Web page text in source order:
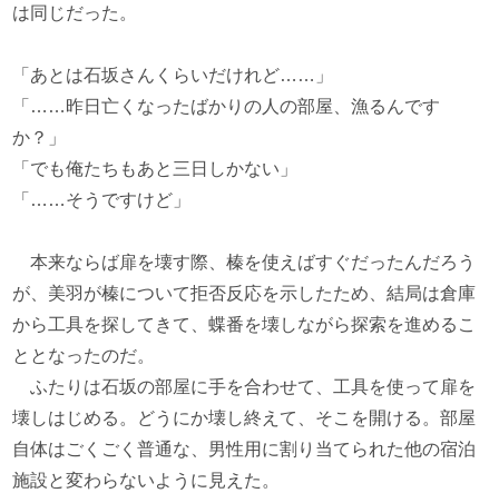
は同じだった。
「あとは石坂さんくらいだけれど……」
「……昨日亡くなったばかりの人の部屋、漁るんです
か？」
「でも俺たちもあと三日しかない」
「……そうですけど」
本来ならば扉を壊す際、榛を使えばすぐだったんだろう
が、美羽が榛について拒否反応を示したため、結局は倉庫
から工具を探してきて、蝶番を壊しながら探索を進めるこ
ととなったのだ。
ふたりは石坂の部屋に手を合わせて、工具を使って扉を
壊しはじめる。どうにか壊し終えて、そこを開ける。部屋
自体はごくごく普通な、男性用に割り当てられた他の宿泊
施設と変わらないように見えた。